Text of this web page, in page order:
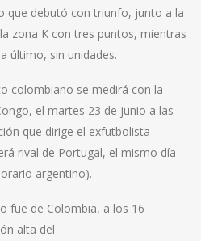
que debutó con triunfo, junto a la
zona K con tres puntos, mientras
último, sin unidades.
colombiano se medirá con la
el martes 23 de junio a las
que dirige el exfutbolista
rival de Portugal, el mismo día
argentino).
fue de Colombia, a los 16
alta del